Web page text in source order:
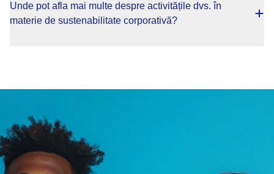
Unde pot afla mai multe despre activitățile dvs. în
materie de sustenabilitate corporativă?